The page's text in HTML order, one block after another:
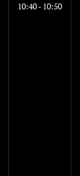
10:40 - 10:50